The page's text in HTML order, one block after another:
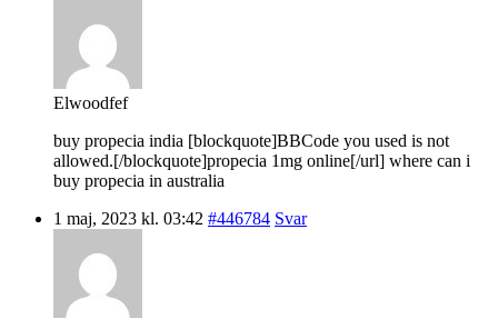
Elwoodfef
buy propecia india [blockquote]BBCode you used is not
allowed.[/blockquote]propecia 1mg online[/url] where can i
buy propecia in australia
1 maj, 2023 kl. 03:42 #446784 Svar